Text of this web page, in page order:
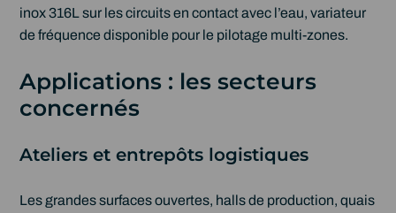
inox 316L sur les circuits en contact avec l’eau, variateur
de fréquence disponible pour le pilotage multi-zones.
Applications : les secteurs
concernés
Ateliers et entrepôts logistiques
Les grandes surfaces ouvertes, halls de production, quais